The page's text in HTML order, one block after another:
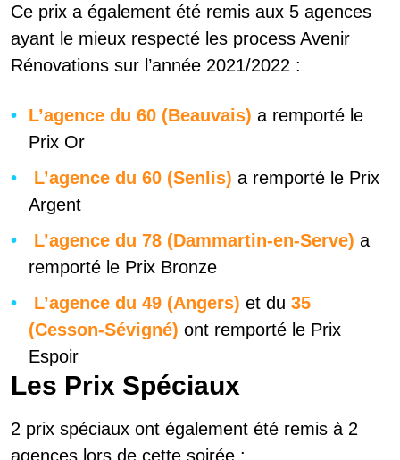
Ce prix a également été remis aux 5 agences
ayant le mieux respecté les process Avenir
Rénovations sur l’année 2021/2022 :
L’agence du 60 (Beauvais) a remporté le
Prix Or
L’agence du 60 (Senlis) a remporté le Prix
Argent
L’agence du 78 (Dammartin-en-Serve) a
remporté le Prix Bronze
L’agence du 49 (Angers) et du 35
(Cesson-Sévigné) ont remporté le Prix
Espoir
Les Prix Spéciaux
2 prix spéciaux ont également été remis à 2
agences lors de cette soirée :